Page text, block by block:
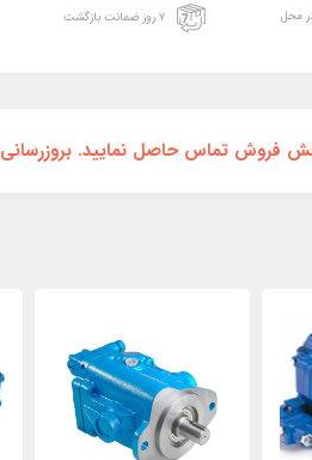
محل ۷ روز ضمانت بازگشت
حاصل نمایید. بروزرسانی 1405/02/23